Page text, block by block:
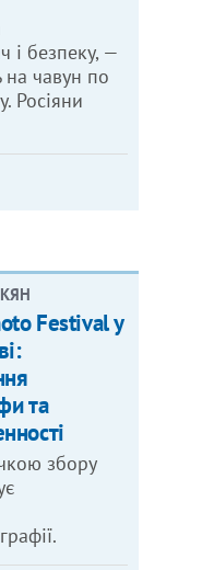
і безпеку, —
на чавун по
Росіяни
Festival у
та
збору